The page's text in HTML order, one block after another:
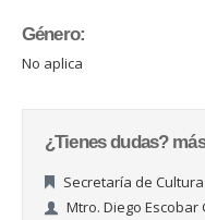
Género:
No aplica
¿Tienes dudas?
Secretaría de Cultura
Mtro. Diego Escobar